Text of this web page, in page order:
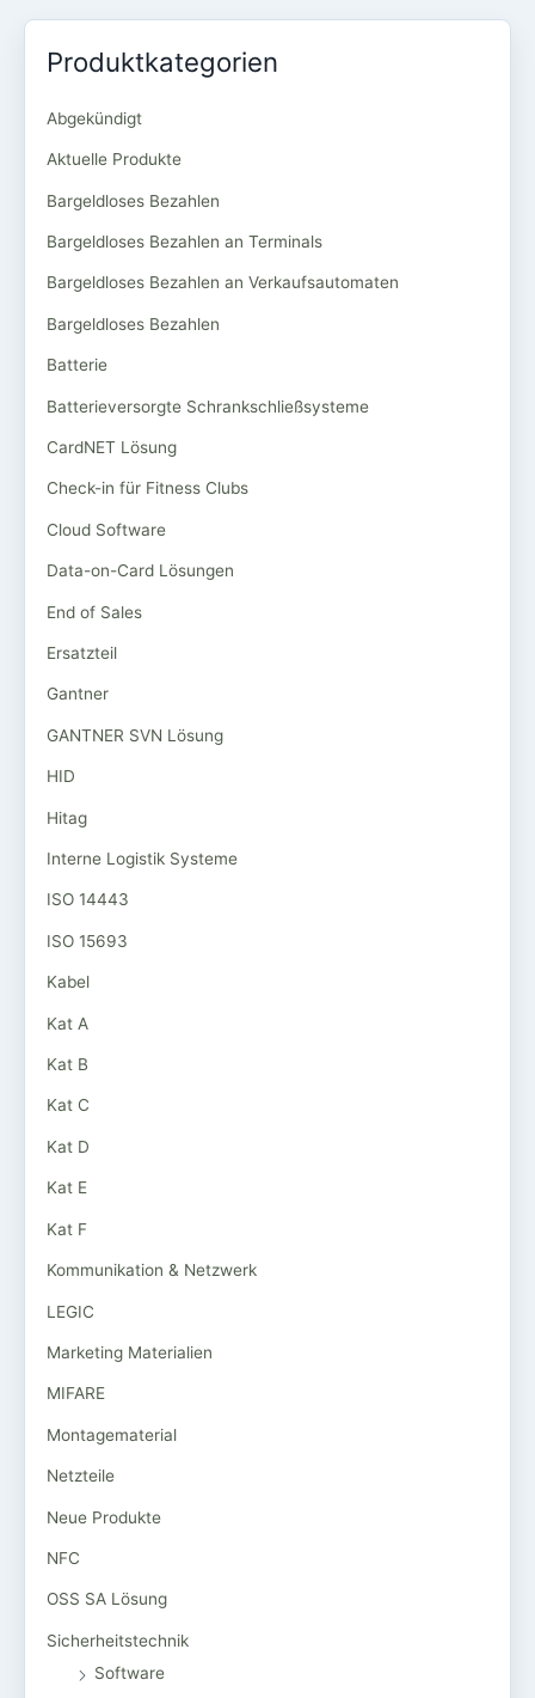
Produktkategorien
Abgekündigt
Aktuelle Produkte
Bargeldloses Bezahlen
Bargeldloses Bezahlen an Terminals
Bargeldloses Bezahlen an Verkaufsautomaten
Bargeldloses Bezahlen
Batterie
Batterieversorgte Schrankschließsysteme
CardNET Lösung
Check-in für Fitness Clubs
Cloud Software
Data-on-Card Lösungen
End of Sales
Ersatzteil
Gantner
GANTNER SVN Lösung
HID
Hitag
Interne Logistik Systeme
ISO 14443
ISO 15693
Kabel
Kat A
Kat B
Kat C
Kat D
Kat E
Kat F
Kommunikation & Netzwerk
LEGIC
Marketing Materialien
MIFARE
Montagematerial
Netzteile
Neue Produkte
NFC
OSS SA Lösung
Sicherheitstechnik
Software